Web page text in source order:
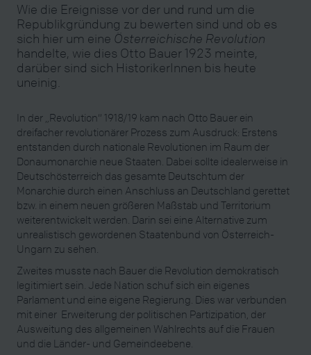
Wie die Ereignisse vor der und rund um die
Republikgründung zu bewerten sind und ob es
sich hier um eine Österreichische Revolution
handelte, wie dies Otto Bauer 1923 meinte,
darüber sind sich HistorikerInnen bis heute
uneinig.
In der „Revolution“ 1918/19 kam nach Otto Bauer ein
dreifacher revolutionärer Prozess zum Ausdruck: Erstens
entstanden durch nationale Revolutionen im Raum der
Donaumonarchie neue Staaten. Dabei sollte idealerweise in
Deutschösterreich das gesamte Deutschtum der
Monarchie durch einen Anschluss an Deutschland gerettet
bzw. in einem neuen größeren Maßstab und Territorium
weiterentwickelt werden. Darin sei eine Alternative zum
unrealistisch gewordenen Staatenbund von Österreich-
Ungarn zu sehen.
Zweites musste nach Bauer die Revolution demokratisch
legitimiert sein. Jede Nation schuf sich ein eigenes
Parlament und eine eigene Regierung. Dies war verbunden
mit einer Erweiterung der politischen Partizipation, der
Ausweitung des allgemeinen Wahlrechts auf die Frauen
und die Länder- und Gemeindeebene.